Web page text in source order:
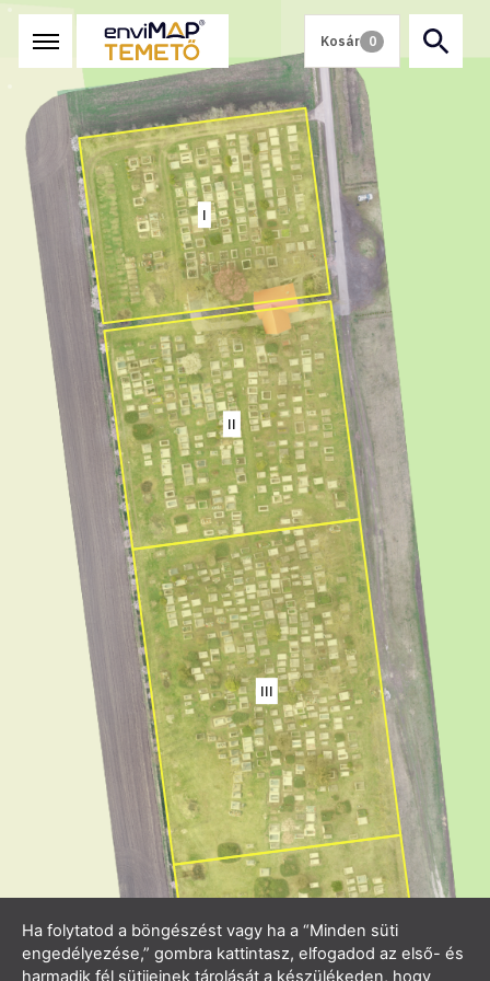
Kosár 0
Ha folytatod a böngészést vagy ha a “Minden süti
engedélyezése,” gombra kattintasz, elfogadod az első- és
harmadik fél sütijeinek tárolását a készülékeden, hogy